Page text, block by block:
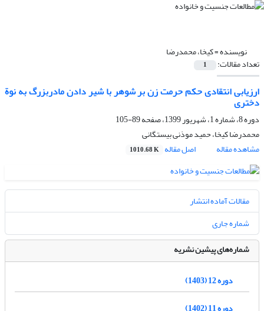
نویسنده =کیخا، محمدرضا
تعداد مقالات: 1
ارزیابی انتقادی حکم حرمت زن بر شوهر با شیر دادن مادربزرگ به نوة
دختری
دوره 8، شماره 1، شهریور 1399، صفحه
89-105
محمدرضا کیخا، حمید موذنی بیستگانی
مشاهده مقاله
اصل مقاله 1010.68 K
مقالات آماده انتشار
شماره جاری
شماره‌های پیشین نشریه
دوره 12 (1403)